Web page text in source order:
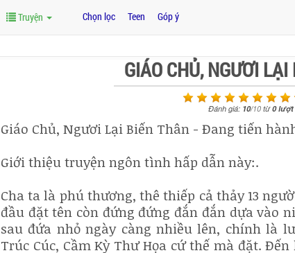
Truyện Chọn lọc Teen Góp ý
GIÁO CHỦ, NGƯƠI
Đánh giá: 10/10từ0lượt
Giáo Chủ, Ngươi Lại Biến Thân - Đang tiến
Giới thiệu truyện ngôn tình hấp dẫn này:.
Cha ta là phú thương, thê thiếp cả thảy 13
đầu đặt tên còn đứng đứng đắn đắn dựa vào
sau đứa nhỏ ngày càng nhiều lên, chính là
Trúc Cúc, Cầm Kỳ Thư Họa cứ thế mà đặt.